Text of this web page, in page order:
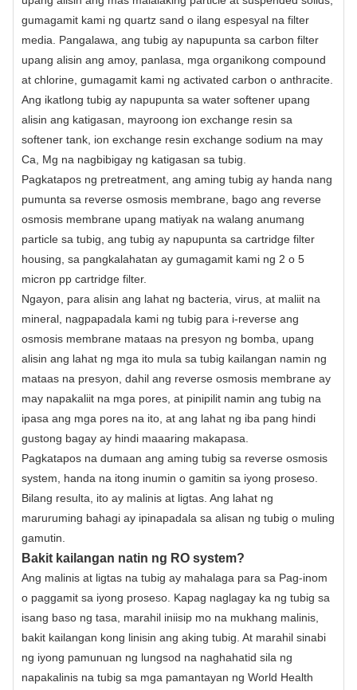
gumagamit kami ng quartz sand o ilang espesyal na filter
media. Pangalawa, ang tubig ay napupunta sa carbon filter
upang alisin ang amoy, panlasa, mga organikong compound
at chlorine, gumagamit kami ng activated carbon o anthracite.
Ang ikatlong tubig ay napupunta sa water softener upang
alisin ang katigasan, mayroong ion exchange resin sa
softener tank, ion exchange resin exchange sodium na may
Ca, Mg na nagbibigay ng katigasan sa tubig.
Pagkatapos ng pretreatment, ang aming tubig ay handa nang
pumunta sa reverse osmosis membrane, bago ang reverse
osmosis membrane upang matiyak na walang anumang
particle sa tubig, ang tubig ay napupunta sa cartridge filter
housing, sa pangkalahatan ay gumagamit kami ng 2 o 5
micron pp cartridge filter.
Ngayon, para alisin ang lahat ng bacteria, virus, at maliit na
mineral, nagpapadala kami ng tubig para i-reverse ang
osmosis membrane mataas na presyon ng bomba , upang
alisin ang lahat ng mga ito mula sa tubig kailangan namin ng
mataas na presyon, dahil ang reverse osmosis membrane ay
may napakaliit na mga pores, at pinipilit namin ang tubig na
ipasa ang mga pores na ito, at ang lahat ng iba pang hindi
gustong bagay ay hindi maaaring makapasa.
Pagkatapos na dumaan ang aming tubig sa reverse osmosis
system, handa na itong inumin o gamitin sa iyong proseso.
Bilang resulta, ito ay malinis at ligtas. Ang lahat ng
maruruming bahagi ay ipinapadala sa alisan ng tubig o muling
gamutin.
Bakit kailangan natin ng RO system?
Ang malinis at ligtas na tubig ay mahalaga para sa Pag-inom
o paggamit sa iyong proseso. Kapag naglagay ka ng tubig sa
isang baso ng tasa, marahil iniisip mo na mukhang malinis,
bakit kailangan kong linisin ang aking tubig. At marahil sinabi
ng iyong pamunuan ng lungsod na naghahatid sila ng
napakalinis na tubig sa mga pamantayan ng World Health